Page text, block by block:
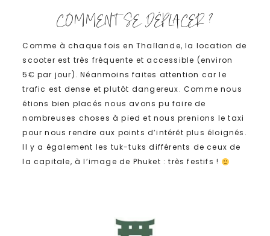
COMMENT SE DÉPLACER ?
Comme à chaque fois en Thaïlande, la location de
scooter est très fréquente et accessible (environ
5€ par jour). Néanmoins faites attention car le
trafic est dense et plutôt dangereux. Comme nous
étions bien placés nous avons pu faire de
nombreuses choses à pied et nous prenions le taxi
pour nous rendre aux points d’intérêt plus éloignés.
Il y a également les tuk-tuks différents de ceux de
la capitale, à l’image de Phuket : très festifs !